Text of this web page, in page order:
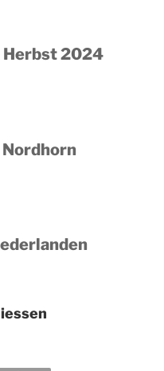
Herbst 2024